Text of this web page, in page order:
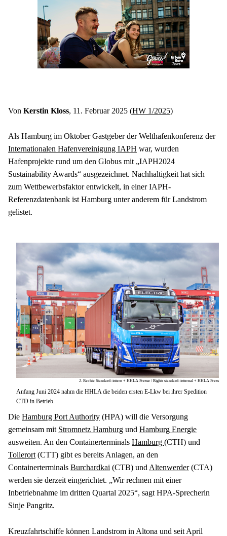
Von Kerstin Kloss, 11. Februar 2025 (HW 1/2025)
Als Hamburg im Oktober Gastgeber der Welthafenkonferenz der
Internationalen Hafenvereinigung IAPH war, wurden
Hafenprojekte rund um den Globus mit „IAPH2024
Sustainability Awards“ ausgezeichnet. Nachhaltigkeit hat sich
zum Wettbewerbsfaktor entwickelt, in einer IAPH-
Referenzdatenbank ist Hamburg unter anderem für Landstrom
gelistet.
2. Rechte Standard: intern + HHLA Presse / Rights standard: internal + HHLA Press
Anfang Juni 2024 nahm die HHLA die beiden ersten E-Lkw bei ihrer Spedition
CTD in Betrieb.
Die Hamburg Port Authority (HPA) will die Versorgung
gemeinsam mit Stromnetz Hamburg und Hamburg Energie
ausweiten. An den Containerterminals Hamburg
Tollerort (CTT) gibt es bereits Anlagen, an den
Containerterminals Burchardkai (CTB) und Altenwerder (CTA)
werden sie derzeit eingerichtet. „Wir rechnen mit einer
Inbetriebnahme im dritten Quartal 2025“, sagt HPA-Sprecherin
Sinje Pangritz.
Kreuzfahrtschiffe können Landstrom in Altona und seit April